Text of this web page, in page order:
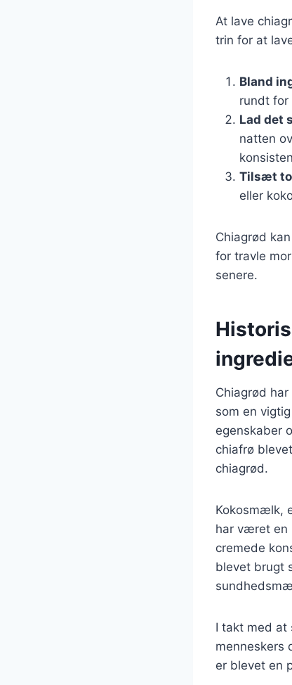
At lave
trin for at
Bland
rundt
Lad det
natten
Tilsæt
eller
Chiagrød
for travle
senere.
Chiagrød
som en
egenskaber
chiafrø
chiagrød.
Kokosmælk,
har været en
cremede
blevet brugt
I takt med at
menneskers
er blevet en